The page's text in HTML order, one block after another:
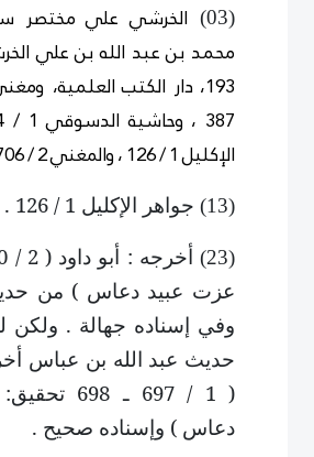
(
03
) الخرشيعلي مختصر
محمد بن عبد الله بن علي
193، دار الكتب العلمية،
الإكليل 1 / 126 ، والمغني 2 / 706، 707 .
(
1 3
) جواهر الإكليل 1 / 126 .
(
23
)
عزت عبيد دعاس ) من
وفي إسناده جهالة . ولكن
حديث عبد الله بن عباس
( 1 / 697 ـ
دعاس ) وإسناده صحيح .